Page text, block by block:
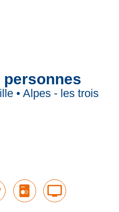
• Alpes - les trois
tv